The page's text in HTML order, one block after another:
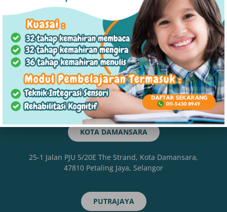
19-G, Jalan Kristal As7/As, Seksyen 7, 40000 Shah
Alam, Selangor
KLANG
30-1, Jalan Desa Putera 43/KS08 Pusat Perniagaan, Jln
Kebun Tambahan, Desa Putra, 41200 Klang, Selangor
KOTA DAMANSARA
25-1 Jalan PJU 5/20E The Strand, Kota Damansara,
47810 Petaling Jaya, Selangor
PUTRAJAYA